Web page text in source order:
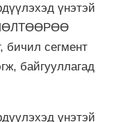
үнэтэй
бичил сегмент
байгууллагад
үнэтэй